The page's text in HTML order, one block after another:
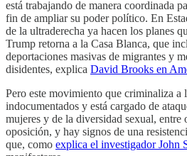
está trabajando de manera coordinada
fin de ampliar su poder político. En
de la ultraderecha ya hacen los planes
Trump retorna a la Casa Blanca, que
deportaciones masivas de migrantes y
disidentes, explica David Brooks en
Pero este movimiento que criminaliza a
indocumentados y está cargado de
mujeres y de la diversidad sexual, entre
oposición, y hay signos de una
que, como explica el investigador John